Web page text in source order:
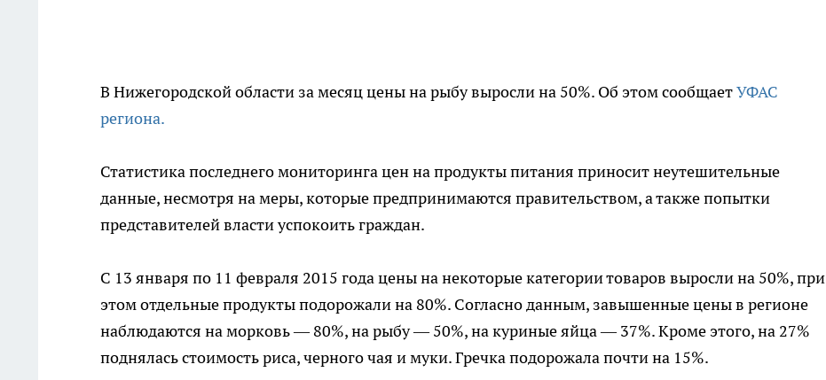
В Нижегородской области за месяц цены на рыбу выросли на 50%. Об этом сообщаетУФАС
региона.
Статистика последнего мониторинга цен на продукты питания приносит неутешительные
данные, несмотря на меры, которые предпринимаются правительством, а также попытки
представителей власти успокоить граждан.
С 13 января по 11 февраля 2015 года цены на некоторые категории товаров выросли на 50%, при
этом отдельные продукты подорожали на 80%. Согласно данным, завышенные цены в регионе
наблюдаются на морковь — 80%, на рыбу — 50%, на куриные яйца — 37%. Кроме этого, на 27%
поднялась стоимость риса, черного чая и муки. Гречка подорожала почти на 15%.